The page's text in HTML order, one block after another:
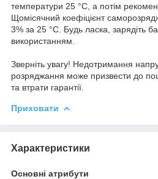
температури 25 °C, а потім
Щомісячний коефіцієнт
3% за 25 °C. Будь ласка, зарядіть
використанням.
Зверніть увагу! Недотримання
розряджання може призвести до
та втрати гарантії.
Приховати
Характеристики
Основні атрибути